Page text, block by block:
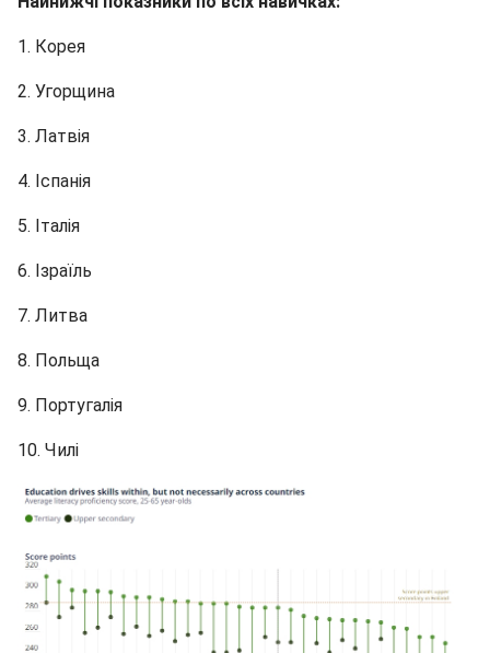
1. Корея
2. Угорщина
3. Латвія
4. Іспанія
5. Італія
6. Ізраїль
7. Литва
8. Польща
9. Португалія
10. Чилі